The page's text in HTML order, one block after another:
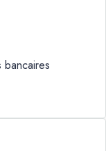
bancaires